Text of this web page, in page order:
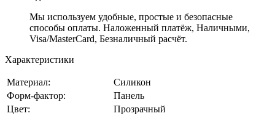
Мы используем удобные, простые и безопасные
способы оплаты. Наложенный платёж, Наличными,
Visa/MasterCard, Безналичный расчёт.
Характеристики
Материал:
Силикон
Форм-фактор:
Панель
Цвет:
Прозрачный